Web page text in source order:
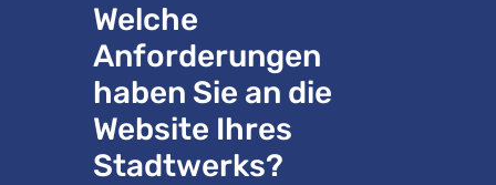
Welche
Anforderungen
haben Sie an die
Website Ihres
Stadtwerks?